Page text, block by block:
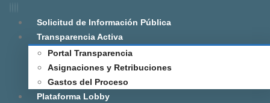
Solicitud de Información Pública
Transparencia Activa
Portal Transparencia
Asignaciones y Retribuciones
Gastos del Proceso
Plataforma Lobby